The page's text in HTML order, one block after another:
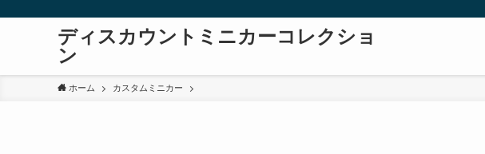
ディスカウントミニカーコレクショ
ン
ホーム カスタムミニカー